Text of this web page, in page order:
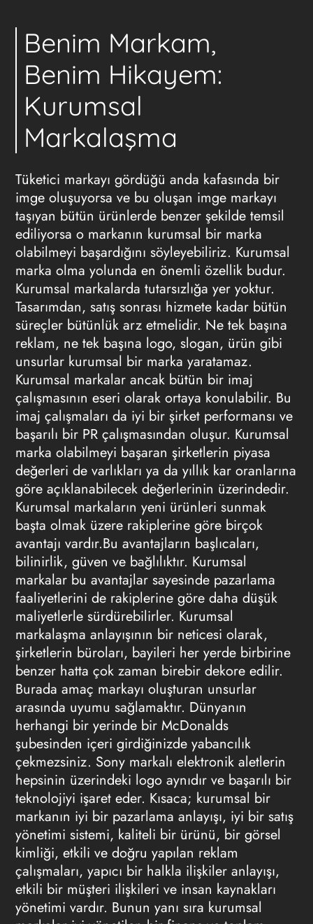
Benim Markam,
Benim Hikayem:
Kurumsal
Markalaşma
Tüketici markayı gördüğü anda kafasında bir
imge oluşuyorsa ve bu oluşan imge markayı
taşıyan bütün ürünlerde benzer şekilde temsil
ediliyorsa o markanın kurumsal bir marka
olabilmeyi başardığını söyleyebiliriz. Kurumsal
marka olma yolunda en önemli özellik budur.
Kurumsal markalarda tutarsızlığa yer yoktur.
Tasarımdan, satış sonrası hizmete kadar bütün
süreçler bütünlük arz etmelidir. Ne tek başına
reklam, ne tek başına logo, slogan, ürün gibi
unsurlar kurumsal bir marka yaratamaz.
Kurumsal markalar ancak bütün bir imaj
çalışmasının eseri olarak ortaya konulabilir. Bu
imaj çalışmaları da iyi bir şirket performansı ve
başarılı bir PR çalışmasından oluşur. Kurumsal
marka olabilmeyi başaran şirketlerin piyasa
değerleri de varlıkları ya da yıllık kar oranlarına
göre açıklanabilecek değerlerinin üzerindedir.
Kurumsal markaların yeni ürünleri sunmak
başta olmak üzere rakiplerine göre birçok
avantajı vardır.Bu avantajların başlıcaları,
bilinirlik, güven ve bağlılıktır. Kurumsal
markalar bu avantajlar sayesinde pazarlama
faaliyetlerini de rakiplerine göre daha düşük
maliyetlerle sürdürebilirler. Kurumsal
markalaşma anlayışının bir neticesi olarak,
şirketlerin büroları, bayileri her yerde birbirine
benzer hatta çok zaman birebir dekore edilir.
Burada amaç markayı oluşturan unsurlar
arasında uyumu sağlamaktır. Dünyanın
herhangi bir yerinde bir McDonalds
şubesinden içeri girdiğinizde yabancılık
çekmezsiniz. Sony markalı elektronik aletlerin
hepsinin üzerindeki logo aynıdır ve başarılı bir
teknolojiyi işaret eder. Kısaca; kurumsal bir
markanın iyi bir pazarlama anlayışı, iyi bir satış
yönetimi sistemi, kaliteli bir ürünü, bir görsel
kimliği, etkili ve doğru yapılan reklam
çalışmaları, yapıcı bir halkla ilişkiler anlayışı,
etkili bir müşteri ilişkileri ve insan kaynakları
yönetimi vardır. Bunun yanı sıra kurumsal